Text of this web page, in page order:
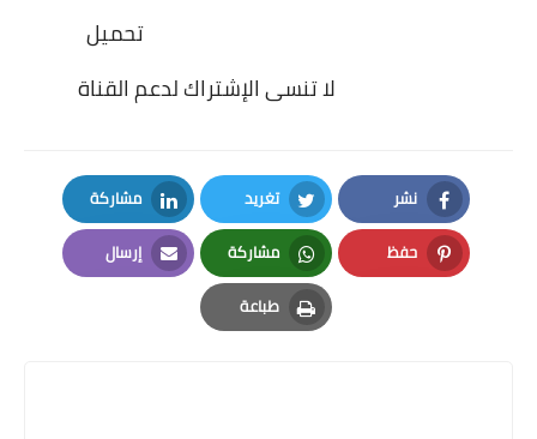
تحميل
لا تنسى الإشتراك لدعم القناة
نشر
Facebook
تغريد
Twitter
مشاركة
LinkedIn
حفظ
Pinterest
مشاركة
Whatsapp
إرسال
Email
طباعة
Print